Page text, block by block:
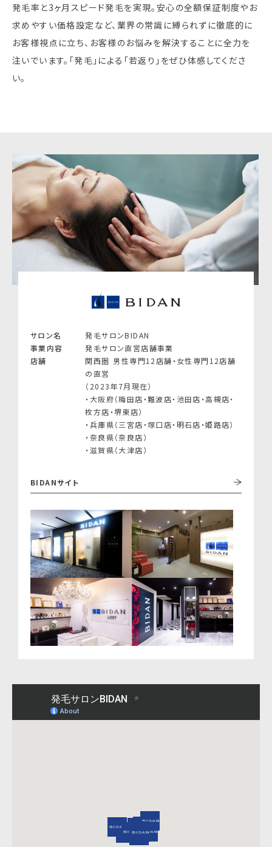
発毛率と3ヶ月スピード発毛を実現。安心の全額保証制度やお
求めやすい価格設定など、業界の常識に縛られずに徹底的に
お客様視点に立ち、お客様のお悩みを解決することに全力を
注いでいます。「発毛」による「若返り」をぜひ体感してくださ
い。
サロン名
発毛サロンBIDAN
事業内容
発毛サロン直営店舗事業
店舗
関西圏 男性専門12店舗・女性専門12店舗
の直営
（2023年7月現在）
・大阪府（梅田店・難波店・池田店・高槻店・
枚方店・堺東店）
・兵庫県（三宮店・塚口店・明石店・姫路店）
・奈良県（奈良店）
・滋賀県（大津店）
BIDANサイト